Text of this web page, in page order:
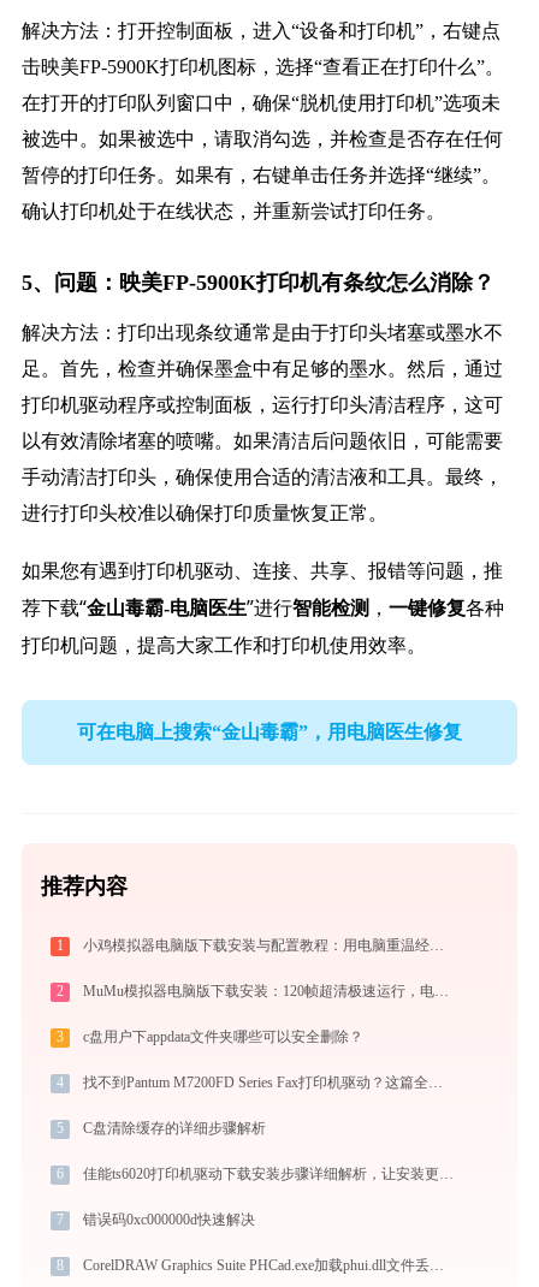
解决方法：打开控制面板，进入“设备和打印机”，右键点
击映美FP-5900K打印机图标，选择“查看正在打印什么”。
在打开的打印队列窗口中，确保“脱机使用打印机”选项未
被选中。如果被选中，请取消勾选，并检查是否存在任何
暂停的打印任务。如果有，右键单击任务并选择“继续”。
确认打印机处于在线状态，并重新尝试打印任务。
5、问题：映美FP-5900K打印机有条纹怎么消除？
解决方法：打印出现条纹通常是由于打印头堵塞或墨水不
足。首先，检查并确保墨盒中有足够的墨水。然后，通过
打印机驱动程序或控制面板，运行打印头清洁程序，这可
以有效清除堵塞的喷嘴。如果清洁后问题依旧，可能需要
手动清洁打印头，确保使用合适的清洁液和工具。最终，
进行打印头校准以确保打印质量恢复正常。
如果您有遇到打印机驱动、连接、共享、报错等问题，推
荐下载“金山毒霸-电脑医生”进行智能检测， 一键修复各种
打印机问题，提高大家工作和打印机使用效率。
可在电脑上搜索“金山毒霸”，用电脑医生修复
推荐内容
1 小鸡模拟器电脑版下载安装与配置教程：用电脑重温经典街机与掌机游戏
2 MuMu模拟器电脑版下载安装：120帧超清极速运行，电脑玩手游的装机必备神器
3 c盘用户下appdata文件夹哪些可以安全删除？
4 找不到Pantum M7200FD Series Fax打印机驱动？这篇全面下载安装指南帮到你
5 C盘清除缓存的详细步骤解析
6 佳能ts6020打印机驱动下载安装步骤详细解析，让安装更简单
7 错误码0xc000000d快速解决
8 CorelDRAW Graphics Suite PHCad.exe加载phui.dll文件丢失处理办法